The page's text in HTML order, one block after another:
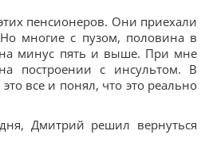
пенсионеров. Они приехали
многие с пузом, половина в
минус пять и выше. При мне
построении с инсультом. В
все и понял, что это реально
Дмитрий решил вернуться